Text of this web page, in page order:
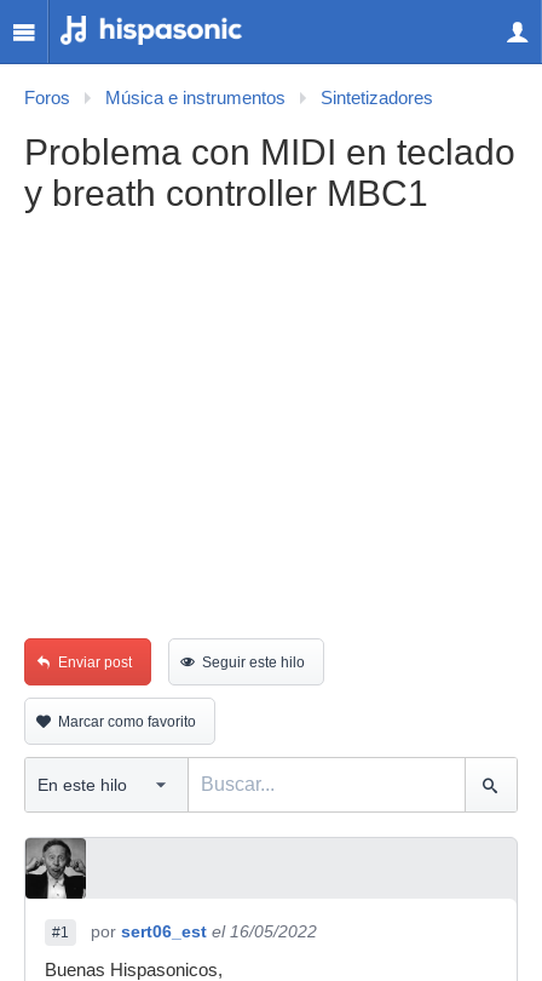
Foros Música e instrumentos Sintetizadores
Problema con MIDI en teclado
y breath controller MBC1
Enviar post Seguir este hilo
Marcar como favorito
#1 por sert06_est el 16/05/2022
Buenas Hispasonicos,